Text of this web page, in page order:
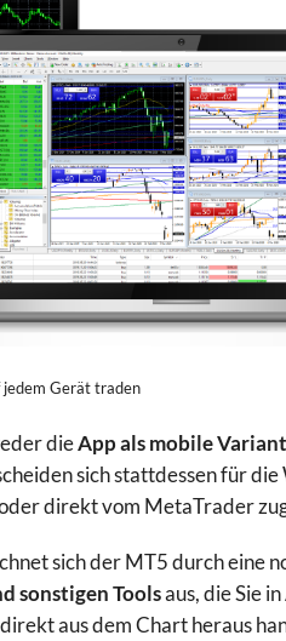
Gerät traden
dieApp als mobile
sich stattdessen für
direkt vom MetaTrader
sich der MT5 durch eine
sonstigen Toolsaus, die Sie
aus dem Chart heraus